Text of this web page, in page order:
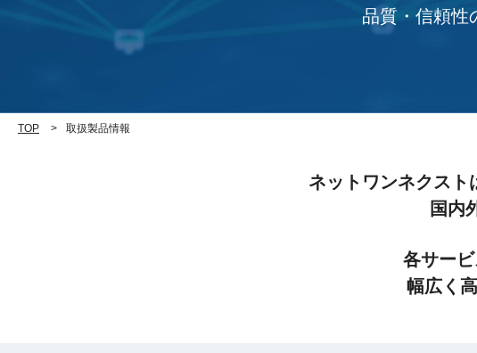
品質・信頼性
TOP 取扱製品情報
ネットワンネクスト
国内
各サー
幅広く